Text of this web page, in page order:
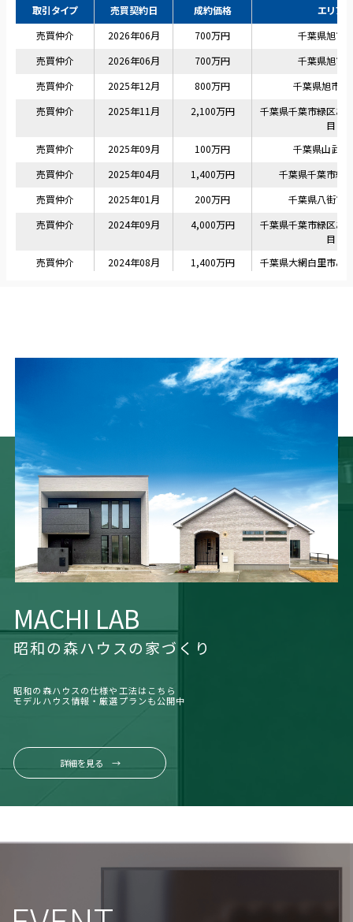
MACHI LAB
昭和の森ハウスの家づくり
昭和の森ハウスの仕様や工法はこちら
モデルハウス情報・厳選プランも公開中
詳細を見る →